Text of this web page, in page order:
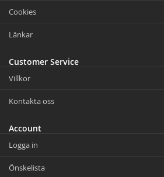
Cookies
Länkar
Customer Service
Villkor
Kontakta oss
Account
Logga in
Önskelista